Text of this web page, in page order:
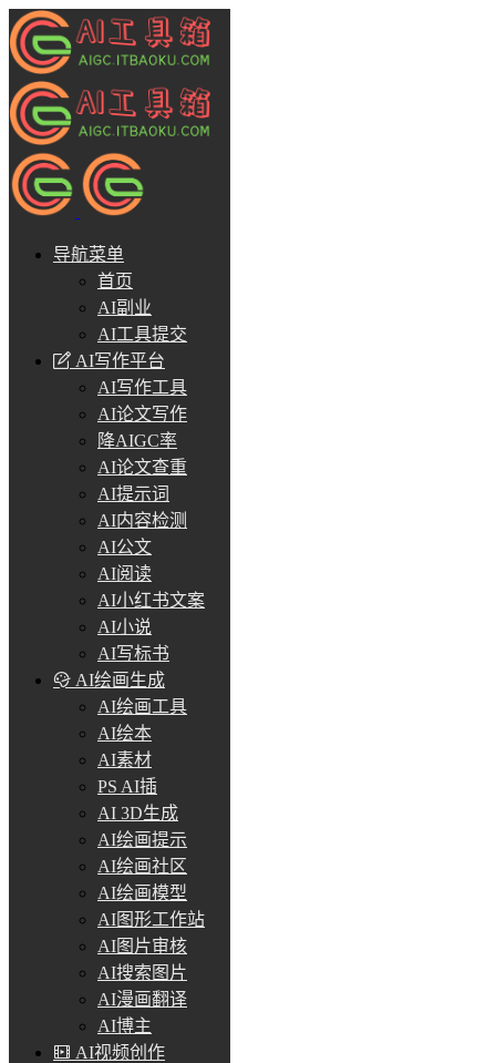
导航菜单
首页
AI副业
AI工具提交
AI写作平台
AI写作工具
AI论文写作
降AIGC率
AI论文查重
AI提示词
AI内容检测
AI公文
AI阅读
AI小红书文案
AI小说
AI写标书
AI绘画生成
AI绘画工具
AI绘本
AI素材
PS AI插
AI 3D生成
AI绘画提示
AI绘画社区
AI绘画模型
AI图形工作站
AI图片审核
AI搜索图片
AI漫画翻译
AI博主
AI视频创作